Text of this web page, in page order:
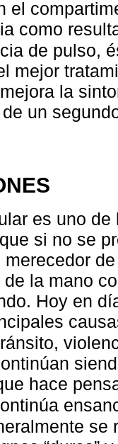
el
como
de pulso,
mejor
la
un
es uno
si no se
la mano
Hoy en
hace